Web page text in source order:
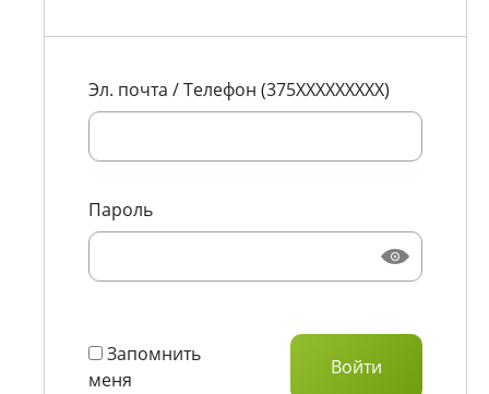
Эл. почта / Телефон (375XXXXXXXXX)
Пароль
Запомнить
меня